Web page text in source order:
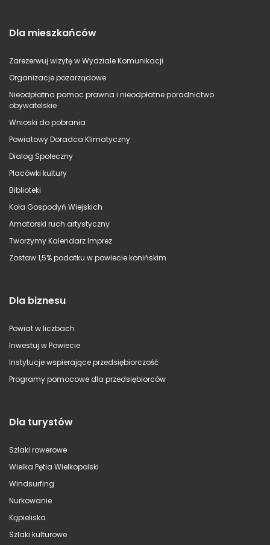
Dla mieszkańców
Zarezerwuj wizytę w Wydziale Komunikacji
Organizacje pozarządowe
Nieodpłatna pomoc prawna i nieodpłatne poradnictwo
obywatelskie
Wnioski do pobrania
Powiatowy Doradca Klimatyczny
Dialog Społeczny
Placówki kultury
Biblioteki
Koła Gospodyń Wiejskich
Amatorski ruch artystyczny
Tworzymy Kalendarz Imprez
Zostaw 1,5% podatku w powiecie konińskim
Dla biznesu
Powiat w liczbach
Inwestuj w Powiecie
Instytucje wspierające przedsiębiorczość
Programy pomocowe dla przedsiębiorców
Dla turystów
Szlaki rowerowe
Wielka Pętla Wielkopolski
Windsurfing
Nurkowanie
Kąpieliska
Szlaki kulturowe